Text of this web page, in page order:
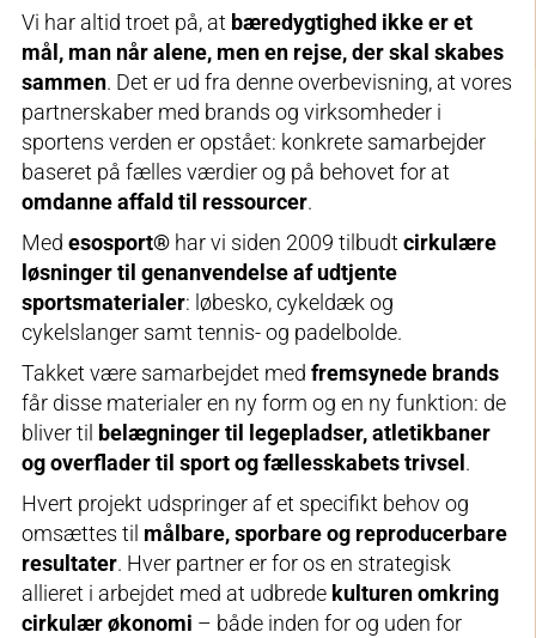
Vi har altid troet på, at bæredygtighed ikke er et
mål, man når alene, men en rejse, der skal skabes
sammen. Det er ud fra denne overbevisning, at vores
partnerskaber med brands og virksomheder i
sportens verden er opstået: konkrete samarbejder
baseret på fælles værdier og på behovet for at
omdanne affald til ressourcer.
Med esosport® har vi siden 2009 tilbudt cirkulære
løsninger til genanvendelse af udtjente
sportsmaterialer: løbesko, cykeldæk og
cykelslanger samt tennis- og padelbolde.
Takket være samarbejdet med fremsynede brands
får disse materialer en ny form og en ny funktion: de
bliver til belægninger til legepladser, atletikbaner
og overflader til sport og fællesskabets trivsel .
Hvert projekt udspringer af et specifikt behov og
omsættes til målbare, sporbare og reproducerbare
resultater. Hver partner er for os en strategisk
allieret i arbejdet med at udbrede kulturen omkring
cirkulær økonomi – både inden for og uden for